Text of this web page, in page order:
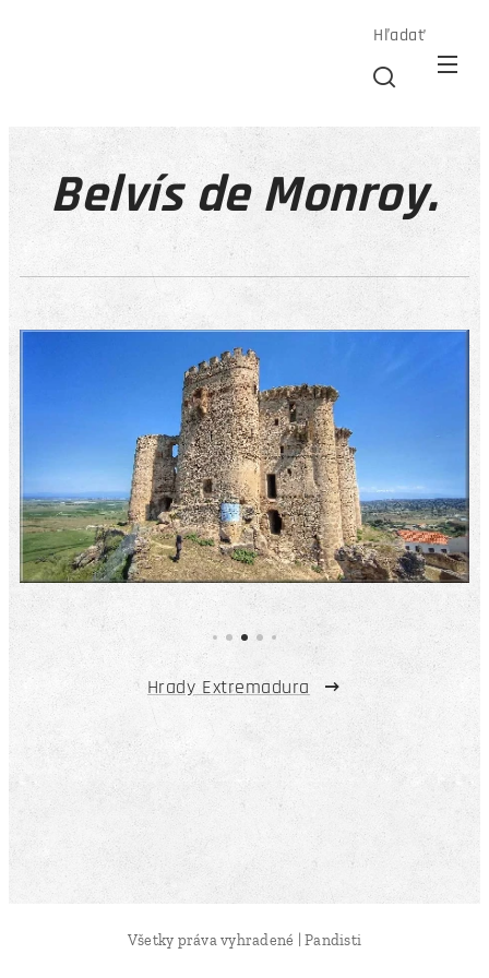
Hľadať
Belvís de Monroy.
Hrady Extremadura
Všetky práva vyhradené | Pandisti